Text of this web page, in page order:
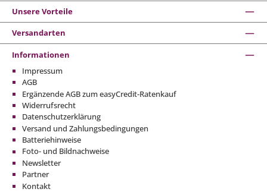
Unsere Vorteile
Versandarten
Informationen
Impressum
AGB
Ergänzende AGB zum easyCredit-Ratenkauf
Widerrufsrecht
Datenschutzerklärung
Versand und Zahlungsbedingungen
Batteriehinweise
Foto- und Bildnachweise
Newsletter
Partner
Kontakt